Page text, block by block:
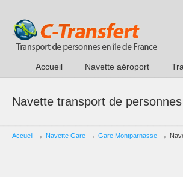
Accueil Navette aéroport
Navette transport de
Accueil → Navette Gare → Gare Montparnasse →